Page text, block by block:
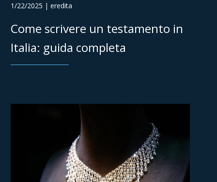
1/22/2025 | eredita
Come scrivere un testamento in
Italia: guida completa